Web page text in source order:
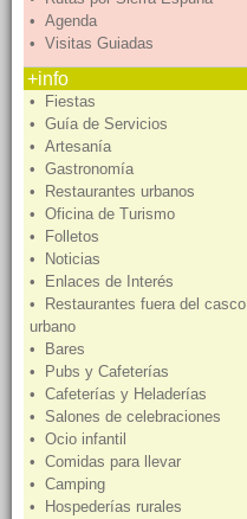
• Agenda
• Visitas Guiadas
+info
• Fiestas
• Guía de Servicios
• Artesanía
• Gastronomía
• Restaurantes urbanos
• Oficina de Turismo
• Folletos
• Noticias
• Enlaces de Interés
• Restaurantes fuera del casco
urbano
• Bares
• Pubs y Cafeterías
• Cafeterías y Heladerías
• Salones de celebraciones
• Ocio infantil
• Comidas para llevar
• Camping
• Hospederías rurales